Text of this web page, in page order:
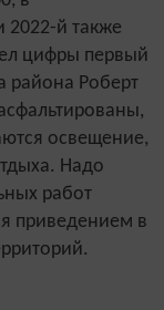
й также
цифры первый
района Роберт
освещение,
Надо
работ
приведением в